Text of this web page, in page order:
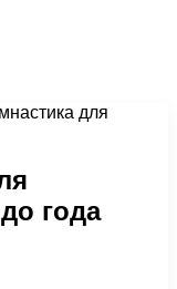
для
года